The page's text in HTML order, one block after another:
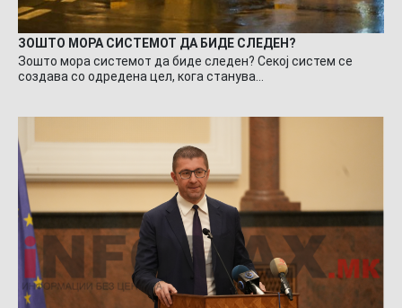
ЗОШТО МОРА СИСТЕМОТ ДА БИДЕ СЛЕДЕН?
Зошто мора системот да биде следен? Секој систем се
создава со одредена цел, кога станува…